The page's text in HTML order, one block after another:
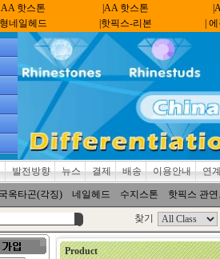
핫스톤 |AA 핫스톤
네일헤드 |핫픽스-리본 |
발전방향 뉴스 결제 배송 이용안내 연
옥타곤(각징) 네일헤드 수지스톤 핫픽스 관
찾기
Product